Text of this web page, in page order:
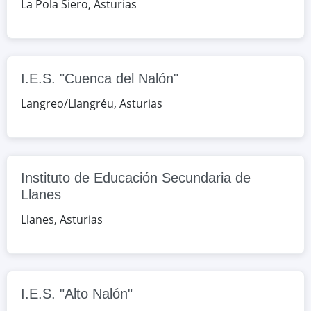
España
Google Maps
OpenStreetMap
I.E.S. "Alto Nalón"
Google Maps
OpenStreetMap
Reinerio García, s/n, Mieres del
Camín, Asturias, España
Google Maps
La Pola Siero, Asturias
I.E.S. "Cuenca del Nalón"
Langreo/Llangréu, Asturias
Instituto de Educación Secundaria de
Llanes
Llanes, Asturias
I.E.S. "Alto Nalón"